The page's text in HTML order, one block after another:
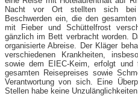
Nacht vor Ort stellten sich bei
Beschwerden ein, die den
mit Fieber und Schüttelfrost
gänzlich im Bett verbracht worden.
organisierte Abreise. Der Kläger
verschiedenen Krankheiten,
sowie dem EIEC-Keim, erfolgt und
gesamten Reisepreises sowie
Verantwortung von sich. Eine
Stellen habe keine Unzulänglichkeiten